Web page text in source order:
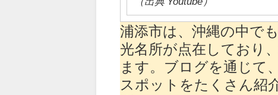
浦添市は、沖縄の中で
光名所が点在しており
ます。ブログを通じて
スポットをたくさん紹